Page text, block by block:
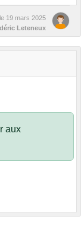
19 mars 2025
Leteneux
aux